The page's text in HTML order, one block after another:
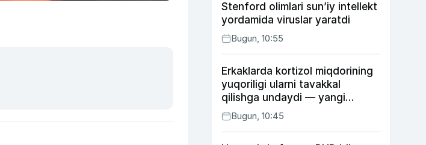
Stenford olimlari sun’iy intellekt
yordamida viruslar yaratdi
Bugun, 10:55
Erkaklarda kortizol miqdorining
yuqoriligi ularni tavakkal
qilishga undaydi — yangi
tadqiqot
Bugun, 10:45